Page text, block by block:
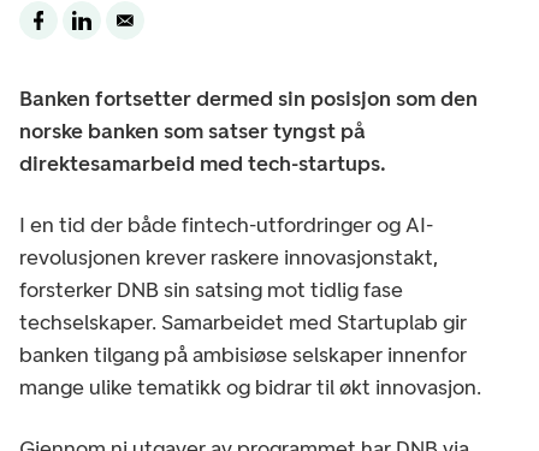
Banken fortsetter dermed sin posisjon som den
norske banken som satser tyngst på
direktesamarbeid med tech-startups.
I en tid der både fintech-utfordringer og AI-
revolusjonen krever raskere innovasjonstakt,
forsterker DNB sin satsing mot tidlig fase
techselskaper. Samarbeidet med Startuplab gir
banken tilgang på ambisiøse selskaper innenfor
mange ulike tematikk og bidrar til økt innovasjon.